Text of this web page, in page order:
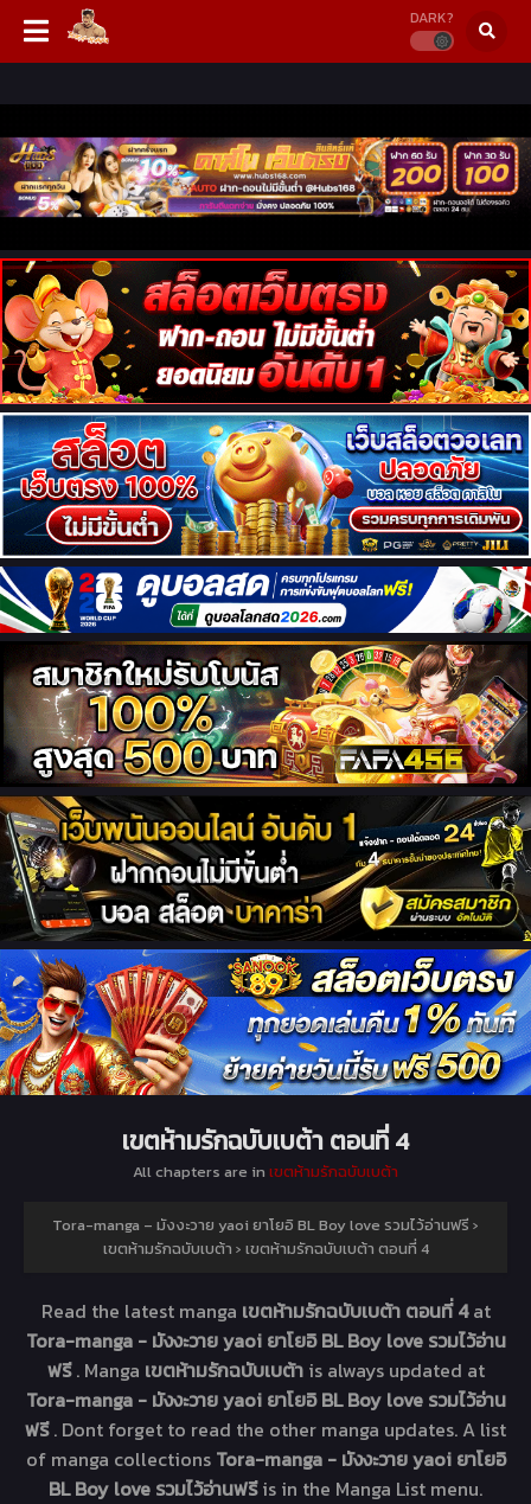
DARK?
เขตห้ามรักฉบับเบต้า ตอนที่ 4
All chapters are in เขตห้ามรักฉบับเบต้า
Tora-manga – มังงะวาย yaoi ยาโยอิ BL Boy love รวมไว้อ่านฟรี ›
เขตห้ามรักฉบับเบต้า › เขตห้ามรักฉบับเบต้า ตอนที่ 4
Read the latest manga เขตห้ามรักฉบับเบต้า ตอนที่ 4at
Tora-manga - มังงะวาย yaoi ยาโยอิ BL Boy love รวมไว้อ่าน
ฟรี. Manga เขตห้ามรักฉบับเบต้า is always updated at
Tora-manga - มังงะวาย yaoi ยาโยอิ BL Boy love รวมไว้อ่าน
ฟรี. Dont forget to read the other manga updates. A list
of manga collections Tora-manga - มังงะวาย yaoi ยาโยอิ
BL Boy love รวมไว้อ่านฟรีis in the Manga List menu.